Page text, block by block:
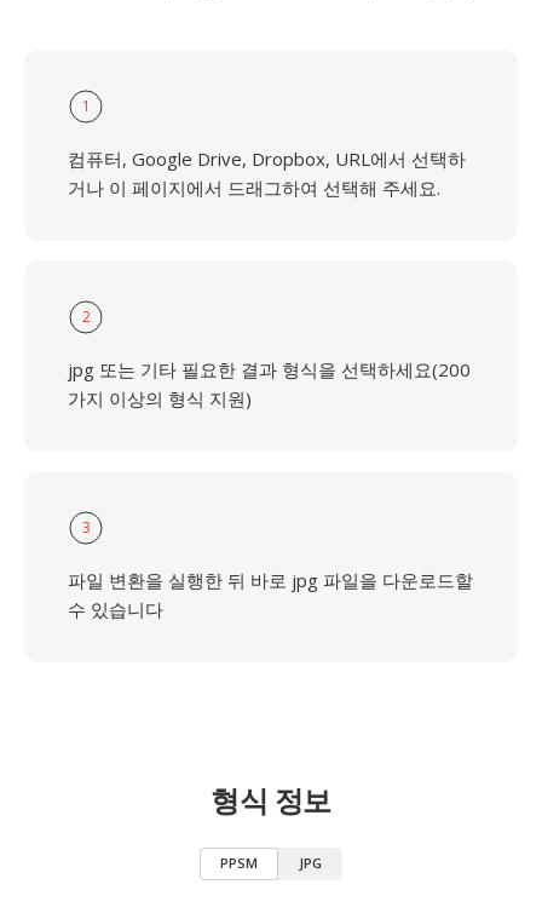
1
컴퓨터, Google Drive, Dropbox, URL에서 선택하
거나 이 페이지에서 드래그하여 선택해 주세요.
2
jpg 또는 기타 필요한 결과 형식을 선택하세요(200
가지 이상의 형식 지원)
3
파일 변환을 실행한 뒤 바로 jpg 파일을 다운로드할
수 있습니다
형식 정보
PPSM JPG